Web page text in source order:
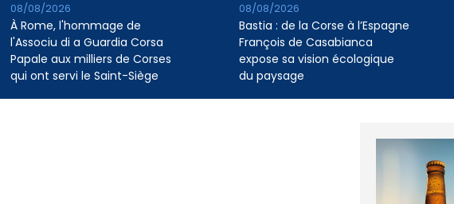
À Rome, l'hommage de
l'Associu di a Guardia Corsa
Papale aux milliers de Corses
qui ont servi le Saint-Siège
08/08/2026
Bastia : de la Corse à l’Espagne
François de Casabianca
expose sa vision écologique
du paysage
08/08/2026